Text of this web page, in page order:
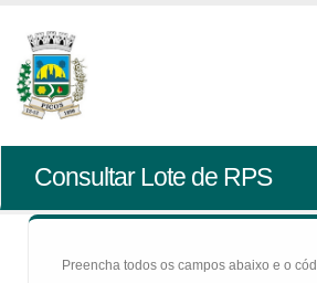
Consultar Lote de RPS
Preencha todos os campos abaixo e o